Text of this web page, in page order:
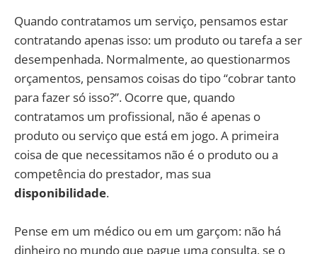
Quando contratamos um serviço, pensamos estar
contratando apenas isso: um produto ou tarefa a ser
desempenhada. Normalmente, ao questionarmos
orçamentos, pensamos coisas do tipo “cobrar tanto
para fazer só isso?”. Ocorre que, quando
contratamos um profissional, não é apenas o
produto ou serviço que está em jogo. A primeira
coisa de que necessitamos não é o produto ou a
competência do prestador, mas sua
disponibilidade.
Pense em um médico ou em um garçom: não há
dinheiro no mundo que pague uma consulta, se o